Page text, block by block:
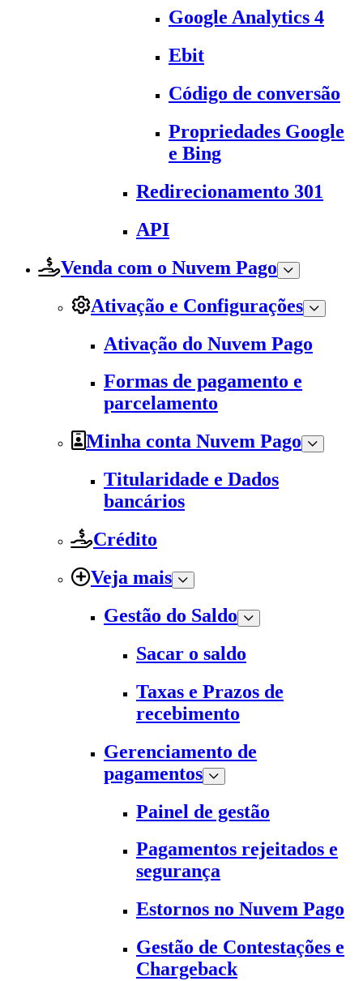
Google Analytics 4
Ebit
Código de conversão
Propriedades Google
e Bing
Redirecionamento 301
API
Venda com o Nuvem Pago
Ativação e Configurações
Ativação do Nuvem Pago
Formas de pagamento e
parcelamento
Minha conta Nuvem Pago
Titularidade e Dados
bancários
Crédito
Veja mais
Gestão do Saldo
Sacar o saldo
Taxas e Prazos de
recebimento
Gerenciamento de
pagamentos
Painel de gestão
Pagamentos rejeitados e
segurança
Estornos no Nuvem Pago
Gestão de Contestações e
Chargeback